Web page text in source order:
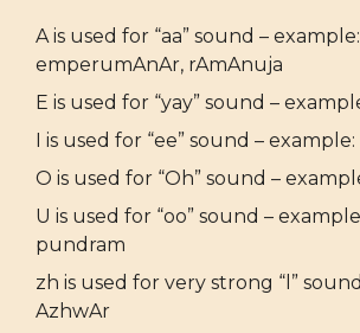
A is used for “aa” sound – example:
emperumAnAr, rAmAnuja
E is used for “yay” sound –
I is used for “ee” sound – example:
O is used for “Oh” sound –
U is used for “oo” sound –
pundram
zh is used for very strong “l”
AzhwAr